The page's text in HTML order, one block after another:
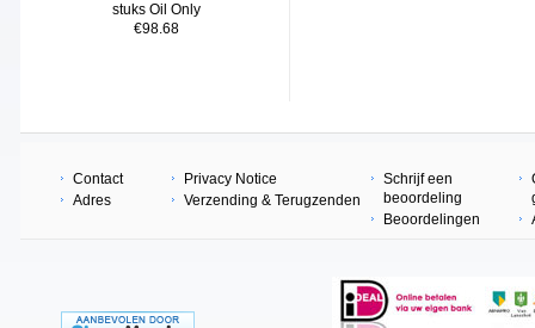
stuks Oil Only
€98.68
Contact
Adres
Privacy Notice
Verzending & Terugzenden
Schrijf een
beoordeling
Beoordelingen